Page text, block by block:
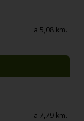
a 5,08 km.
a 7,79 km.